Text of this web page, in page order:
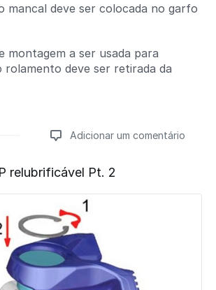
mancal deve ser colocada no garfo
montagem a ser usada para
rolamento deve ser retirada da
Adicionar um comentário
Adicionar um comentário
relubrificável Pt. 2